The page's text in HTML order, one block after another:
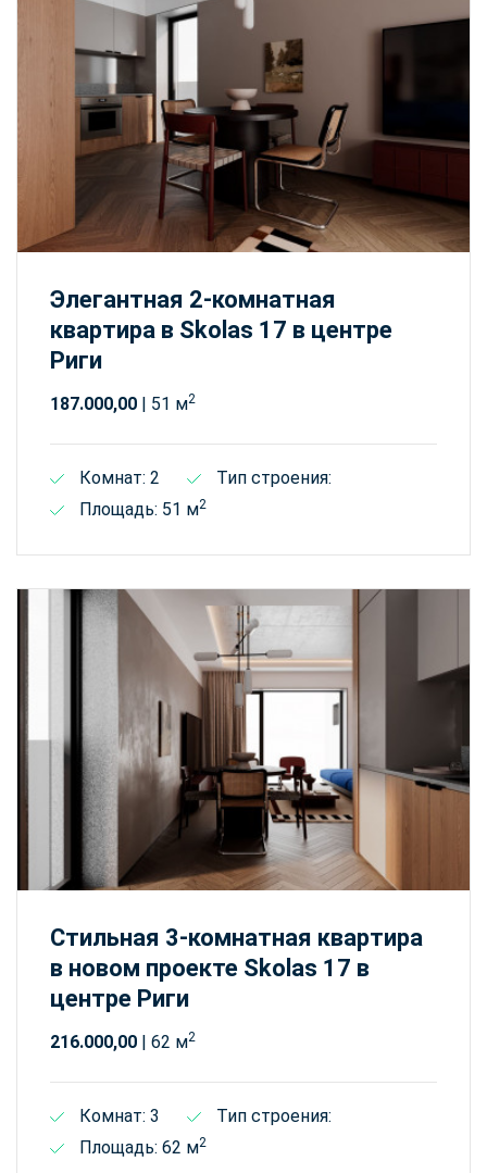
Элегантная 2-комнатная
квартира в Skolas 17 в центре
Риги
187.000,00 | 51 м2
Комнат: 2
Тип строения:
Площадь: 51 м2
Стильная 3-комнатная квартира
в новом проекте Skolas 17 в
центре Риги
216.000,00 | 62 м2
Комнат: 3
Тип строения:
Площадь: 62 м2